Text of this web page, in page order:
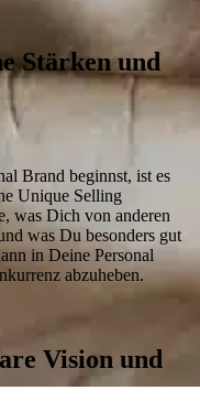
Stärken und
Brand beginnst, ist es
Unique Selling
was Dich von anderen
was Du besonders gut
in Deine Personal
abzuheben.
Vision und